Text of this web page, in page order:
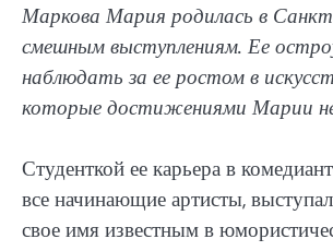
Маркова Мария родилась в
смешным выступлениям. Ее
наблюдать за ее ростом в
которые достижениями Марии
Студенткой ее карьера в
все начинающие артисты,
свое имя известным в